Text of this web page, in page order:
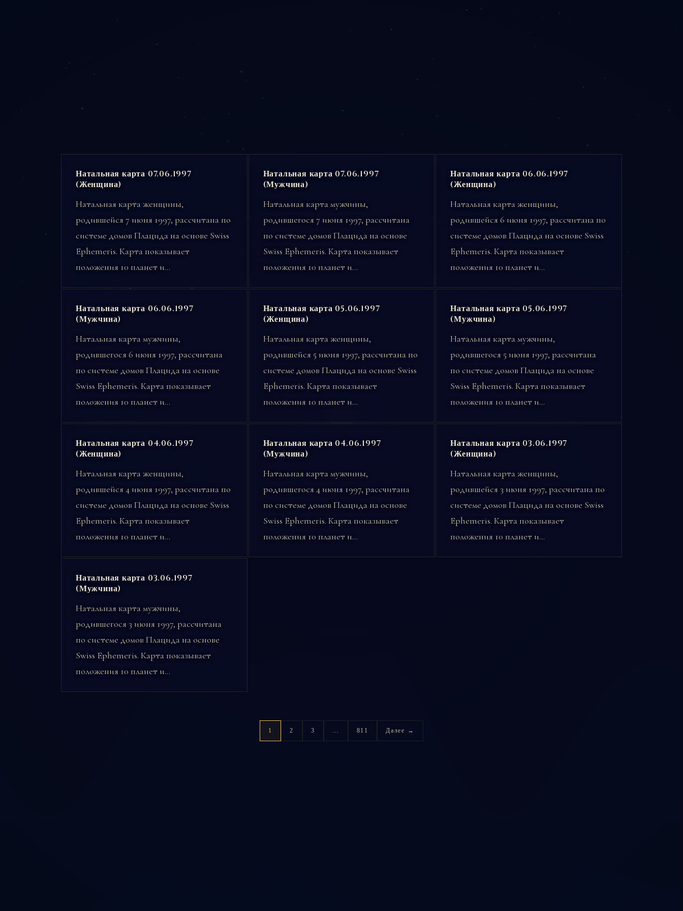
Натальная карта 07.06.1997
(Женщина)
Натальная карта женщины,
родившейся 7 июня 1997, рассчитана по
системе домов Плацида на основе Swiss
Ephemeris. Карта показывает
положения 10 планет и…
Натальная карта 07.06.1997
(Мужчина)
Натальная карта мужчины,
родившегося 7 июня 1997, рассчитана
по системе домов Плацида на основе
Swiss Ephemeris. Карта показывает
положения 10 планет и…
Натальная карта 06.06.1997
(Женщина)
Натальная карта женщины,
родившейся 6 июня 1997, рассчитана по
системе домов Плацида на основе Swiss
Ephemeris. Карта показывает
положения 10 планет и…
Натальная карта 06.06.1997
(Мужчина)
Натальная карта мужчины,
родившегося 6 июня 1997, рассчитана
по системе домов Плацида на основе
Swiss Ephemeris. Карта показывает
положения 10 планет и…
Натальная карта 05.06.1997
(Женщина)
Натальная карта женщины,
родившейся 5 июня 1997, рассчитана по
системе домов Плацида на основе Swiss
Ephemeris. Карта показывает
положения 10 планет и…
Натальная карта 05.06.1997
(Мужчина)
Натальная карта мужчины,
родившегося 5 июня 1997, рассчитана
по системе домов Плацида на основе
Swiss Ephemeris. Карта показывает
положения 10 планет и…
Натальная карта 04.06.1997
(Женщина)
Натальная карта женщины,
родившейся 4 июня 1997, рассчитана по
системе домов Плацида на основе Swiss
Ephemeris. Карта показывает
положения 10 планет и…
Натальная карта 04.06.1997
(Мужчина)
Натальная карта мужчины,
родившегося 4 июня 1997, рассчитана
по системе домов Плацида на основе
Swiss Ephemeris. Карта показывает
положения 10 планет и…
Натальная карта 03.06.1997
(Женщина)
Натальная карта женщины,
родившейся 3 июня 1997, рассчитана по
системе домов Плацида на основе Swiss
Ephemeris. Карта показывает
положения 10 планет и…
Натальная карта 03.06.1997
(Мужчина)
Натальная карта мужчины,
родившегося 3 июня 1997, рассчитана
по системе домов Плацида на основе
Swiss Ephemeris. Карта показывает
положения 10 планет и…
1 2 3 … 811 Далее →